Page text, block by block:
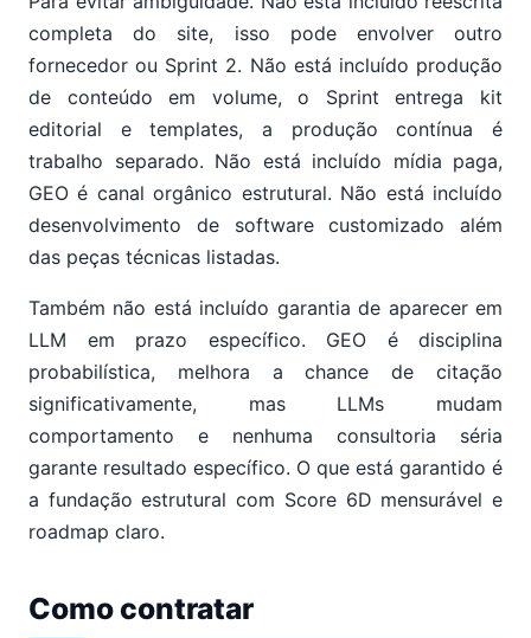
completa do site, isso pode envolver outro
fornecedor ou Sprint 2. Não está incluído produção
de conteúdo em volume, o Sprint entrega kit
editorial e templates, a produção contínua é
trabalho separado. Não está incluído mídia paga,
GEO é canal orgânico estrutural. Não está incluído
desenvolvimento de software customizado além
das peças técnicas listadas.
Também não está incluído garantia de aparecer em
LLM em prazo específico. GEO é disciplina
probabilística, melhora a chance de citação
significativamente, mas LLMs mudam
comportamento e nenhuma consultoria séria
garante resultado específico. O que está garantido é
a fundação estrutural com Score 6D mensurável e
roadmap claro.
Como contratar